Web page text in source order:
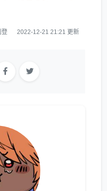
登 2022-12-21 21:21 更新